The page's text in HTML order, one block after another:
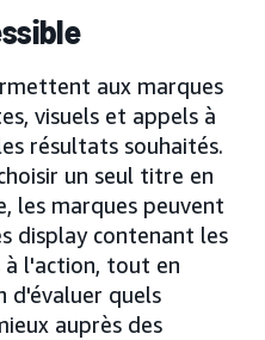
aux marques
visuels et appels à
résultats souhaités.
un seul titre en
les marques peuvent
display contenant les
à l'action, tout en
d'évaluer quels
auprès des